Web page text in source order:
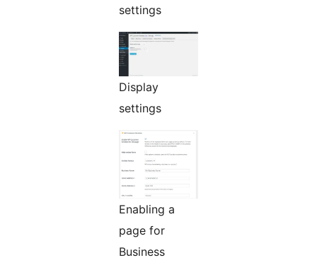
settings
Display
settings
Enabling a
page for
Business